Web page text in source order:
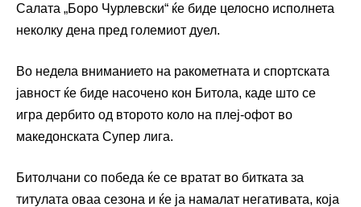
Салата „Боро Чурлевски“ ќе биде целосно исполнета
неколку дена пред големиот дуел.
Во недела вниманието на ракометната и спортската
јавност ќе биде насочено кон Битола, каде што се
игра дербито од второто коло на плеј-офот во
македонската Супер лига.
Битолчани со победа ќе се вратат во битката за
титулата оваа сезона и ќе ја намалат негативата, која